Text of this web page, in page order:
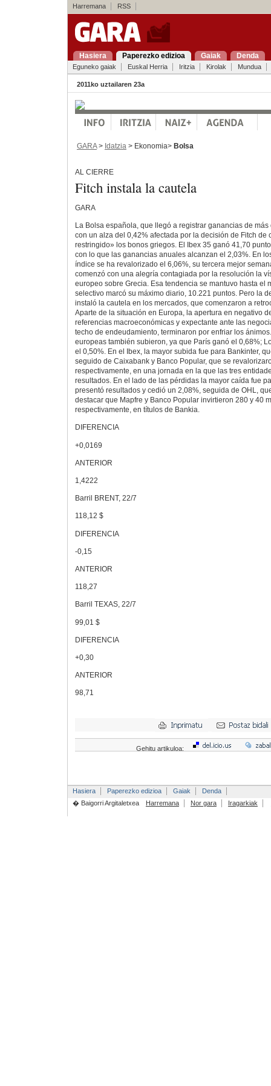
Harremana RSS
Hasiera Paperezko edizioa Gaiak Denda
Eguneko gaiak Euskal Herria Iritzia Kirolak Mundua
2011ko uztailaren 23a
GARA> Idatzia > Ekonomia> Bolsa
AL CIERRE
Fitch instala la cautela
GARA
La Bolsa española, que llegó a registrar ganancias de
con un alza del 0,42% afectada por la decisión de Fitch de
restringido» los bonos griegos. El Ibex 35 ganó 41,70
con lo que las ganancias anuales alcanzan el 2,03%. En
índice se ha revalorizado el 6,06%, su tercera mejor
comenzó con una alegría contagiada por la resolución la
europeo sobre Grecia. Esa tendencia se mantuvo hasta el
selectivo marcó su máximo diario, 10.221 puntos. Pero la
instaló la cautela en los mercados, que comenzaron a
Aparte de la situación en Europa, la apertura en negativo
referencias macroeconómicas y expectante ante las
techo de endeudamiento, terminaron por enfriar los
europeas también subieron, ya que París ganó el 0,68%;
el 0,50%. En el Ibex, la mayor subida fue para Bankinter,
seguido de Caixabank y Banco Popular, que se
respectivamente, en una jornada en la que las tres
resultados. En el lado de las pérdidas la mayor caída fue
presentó resultados y cedió un 2,08%, seguida de OHL,
destacar que Mapfre y Banco Popular invirtieron 280 y 40
respectivamente, en títulos de Bankia.
DIFERENCIA
+0,0169
ANTERIOR
1,4222
Barril BRENT, 22/7
118,12 $
DIFERENCIA
-0,15
ANTERIOR
118,27
Barril TEXAS, 22/7
99,01 $
DIFERENCIA
+0,30
ANTERIOR
98,71
Gehitu artikuloa:
Hasiera Paperezko edizioa Gaiak
Denda
� Baigorri Argitaletxea
Harremana Nor gara Iragarkiak